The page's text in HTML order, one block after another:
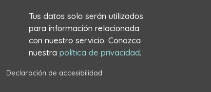
Tus datos solo serán utilizados
para información relacionada
con nuestro servicio. Conozca
nuestra política de privacidad.
Declaración de accesibilidad